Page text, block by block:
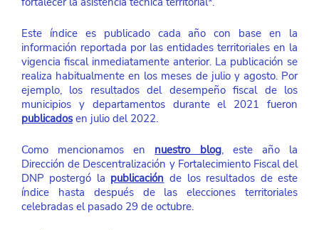
Este índice es publicado cada año con base en la
información reportada por las entidades territoriales en la
vigencia fiscal inmediatamente anterior. La publicación se
realiza habitualmente en los meses de julio y agosto. Por
ejemplo, los resultados del desempeño fiscal de los
publicados en julio del 2022.
Como mencionamos en nuestro blog, este año la
Dirección de Descentralización y Fortalecimiento Fiscal del
DNP postergó la publicación de los resultados de este
índice hasta después de las elecciones territoriales
celebradas el pasado 29 de octubre.